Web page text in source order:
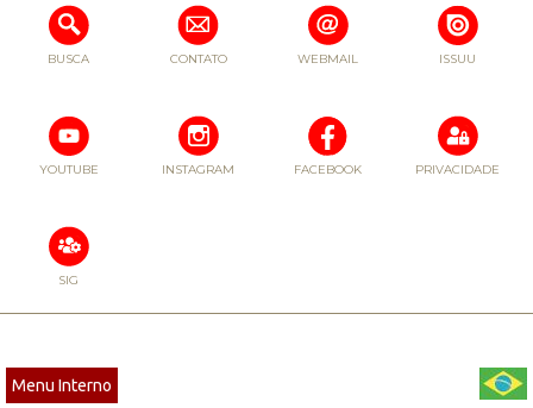
BUSCA CONTATO WEBMAIL ISSUU
YOUTUBE INSTAGRAM FACEBOOK PRIVACIDADE
SIG
Menu Interno